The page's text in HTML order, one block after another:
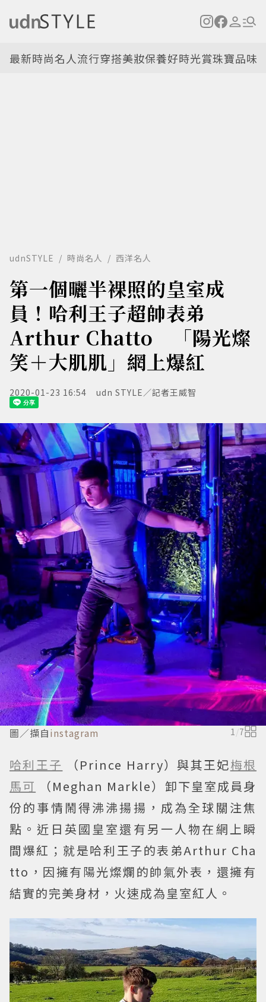
最新時尚名人流行穿搭美妝保養好時光賞珠寶品味
udnSTYLE 時尚名人 西洋名人
第一個曬半裸照的皇室成
員！哈利王子超帥表弟
Arthur Chatto 「陽光燦
笑＋大肌肌」網上爆紅
2020-01-23 16:54 udn STYLE／記者王威智
圖／擷自instagram 1 /7
哈利王子 （Prince Harry）與其王妃梅根
馬可
（Meghan Markle）卸下皇室成員身
份的事情鬧得沸沸揚揚，成為全球關注焦
點。近日英國皇室還有另一人物在網上瞬
間爆紅；就是哈利王子的表弟Arthur Cha
tto，因擁有陽光燦爛的帥氣外表，還擁有
結實的完美身材，火速成為皇室紅人。